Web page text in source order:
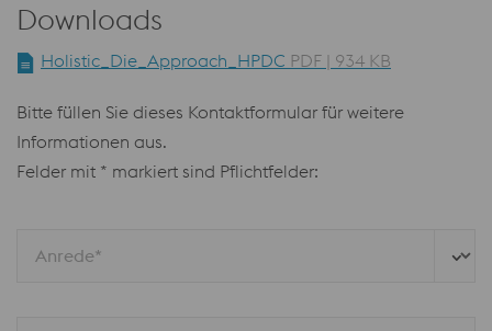
Downloads
Holistic_Die_Approach_HPDC PDF | 934 KB
Bitte füllen Sie dieses Kontaktformular für weitere
Informationen aus.
Felder mit * markiert sind Pflichtfelder:
Anrede*